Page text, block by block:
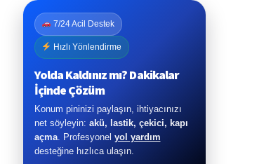
7/24 Acil Destek
Hızlı Yönlendirme
Yolda Kaldınız mı? Dakikalar
İçinde Çözüm
Konum pininizi paylaşın, ihtiyacınızı
net söyleyin: akü, lastik, çekici, kapı
açma. Profesyonel yol yardım
desteğine hızlıca ulaşın.